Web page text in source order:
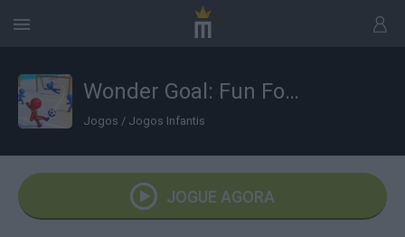
Wonder Goal: Fun Football Kick
Jogos / Jogos Infantis
JOGUE AGORA